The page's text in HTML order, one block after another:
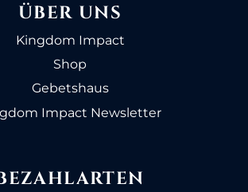
ÜBER UNS
Kingdom Impact
Shop
Gebetshaus
Impact Newsletter